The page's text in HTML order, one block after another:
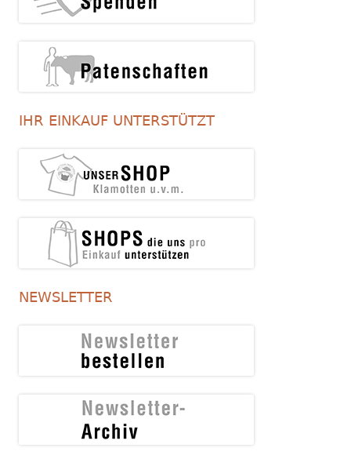
IHR EINKAUF UNTERSTÜTZT
NEWSLETTER